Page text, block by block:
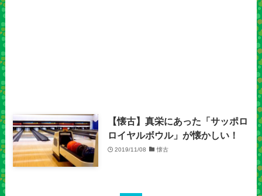
【懐古】真栄にあった「サッポロ
ロイヤルボウル」が懐かしい！
2019/11/08 懐古